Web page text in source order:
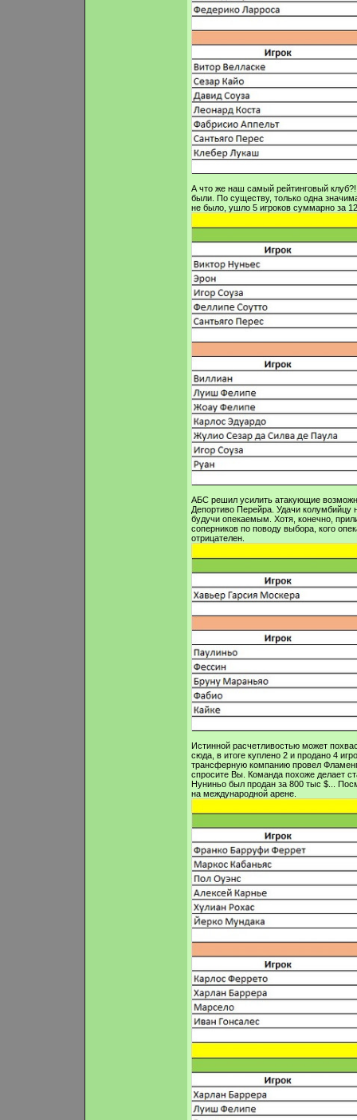
А что же наш самый рейтинговый
были. По существу, только одна
не было, ушло 5 игроков суммарно за
АБС решил усилить атакующие
Депортиво Перейра. Удачи колумбийцу
будучи опекаемым. Хотя, конечно,
соперников по поводу выбора, кого
отрицателен.
Истинной расчетливостью может
сюда, в итоге куплено 2 и продано 4
трансферную компанию провел
спросите Вы. Команда похоже делает
Нуниньо был продан за 800 тыс $...
на международной арене.